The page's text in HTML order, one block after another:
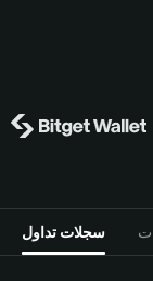
سجلات تداول